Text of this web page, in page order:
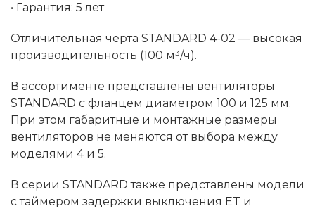
• Гарантия: 5 лет
Отличительная черта STANDARD 4-02 — высокая
производительность (100 м³/ч).
В ассортименте представлены вентиляторы
STANDARD с фланцем диаметром 100 и 125 мм.
При этом габаритные и монтажные размеры
вентиляторов не меняются от выбора между
моделями 4 и 5.
В серии STANDARD также представлены модели
с таймером задержки выключения ET и